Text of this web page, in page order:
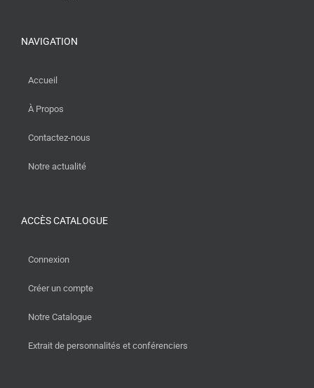
NAVIGATION
Accueil
À Propos
Contactez-nous
Notre actualité
ACCÈS CATALOGUE
Connexion
Créer un compte
Notre Catalogue
Extrait de personnalités et conférenciers